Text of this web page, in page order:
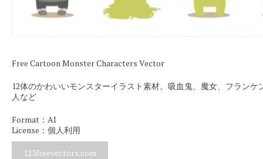
Free Cartoon Monster Characters Vector
12体のかわいいモンスターイラスト素材。吸血鬼、魔女、フランケ
人など
Format：AI
License：個人利用
123freevectors.com